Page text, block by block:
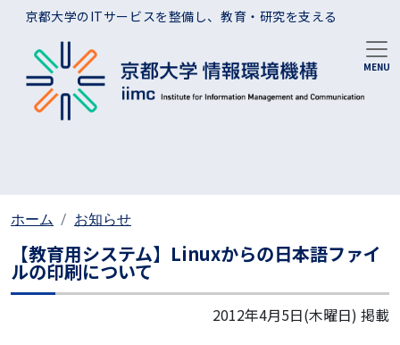
メインコンテンツに移動
京都大学のITサービスを整備し、教育・研究を支える
ホーム お知らせ
【教育用システム】Linuxからの日本語ファイ
ルの印刷について
2012年4月5日(木曜日) 掲載